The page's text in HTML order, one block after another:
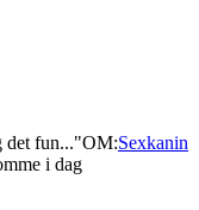
det fun..."OM:Sexkanin
i dag